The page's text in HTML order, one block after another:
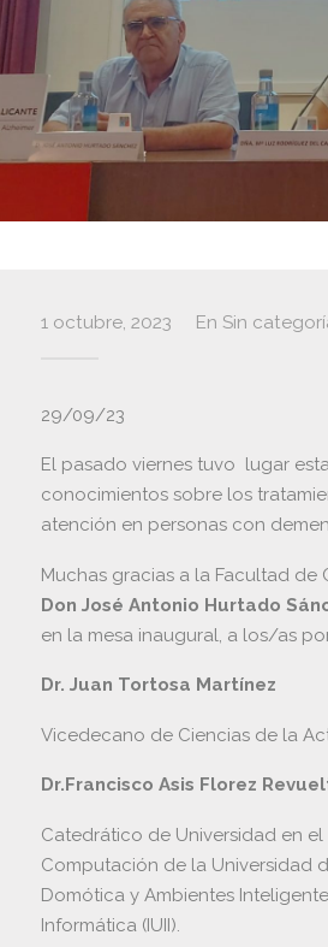
1 octubre, 2023 En Sin
29/09/23
El pasado viernes tuvo lugar
conocimientos sobre los
atención en personas con
Muchas gracias a la Facultad
Don José Antonio Hurtado
en la mesa inaugural, a los/as
Dr. Juan Tortosa Martínez
Vicedecano de Ciencias de la
Dr.Francisco Asis Florez
Catedrático de Universidad en
Computación de la Universidad
Domótica y Ambientes
Informática (IUII).